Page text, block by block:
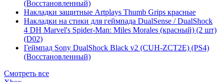
(Восстановленный)
Накладки защитные Artplays Thumb Grips красные
Накладки на стики для геймпада DualSense / DualShock
4 DH Marvel's Spider-Man: Miles Morales (красный) (2 шт)
(D02)
Геймпад Sony DualShock Black v2 (CUH-ZCT2E) (PS4)
(Восстановленный)
Смотреть все